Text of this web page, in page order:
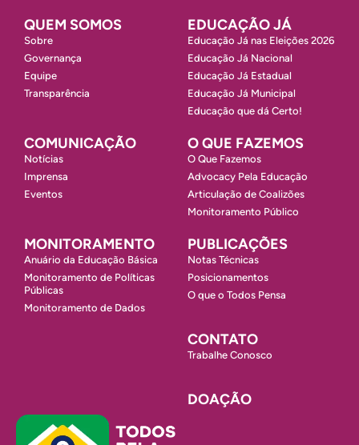
QUEM SOMOS
Sobre
Governança
Equipe
Transparência
EDUCAÇÃO JÁ
Educação Já nas Eleições 2026
Educação Já Nacional
Educação Já Estadual
Educação Já Municipal
Educação que dá Certo!
COMUNICAÇÃO
Notícias
Imprensa
Eventos
O QUE FAZEMOS
O Que Fazemos
Advocacy Pela Educação
Articulação de Coalizões
Monitoramento Público
MONITORAMENTO
Anuário da Educação Básica
Monitoramento de Políticas
Públicas
Monitoramento de Dados
PUBLICAÇÕES
Notas Técnicas
Posicionamentos
O que o Todos Pensa
CONTATO
Trabalhe Conosco
DOAÇÃO